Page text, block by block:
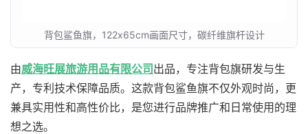
背包鲨鱼旗，122x65cm画面尺寸，碳纤维旗杆设计
由威海旺展旅游用品有限公司出品，专注背包旗研发与生
产，专利技术保障品质。这款背包鲨鱼旗不仅外观时尚，更
兼具实用性和高性价比，是您进行品牌推广和日常使用的理
想之选。